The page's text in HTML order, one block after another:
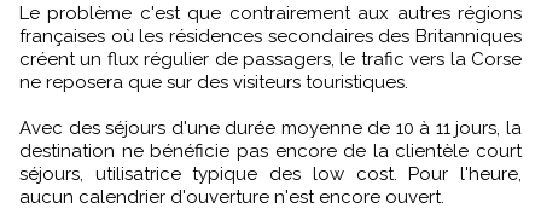
Le problème c'est que contrairement aux autres régions
françaises où les résidences secondaires des Britanniques
créent un flux régulier de passagers, le trafic vers la Corse
ne reposera que sur des visiteurs touristiques.
Avec des séjours d'une durée moyenne de 10 à 11 jours, la
destination ne bénéficie pas encore de la clientèle court
séjours, utilisatrice typique des low cost. Pour l'heure,
aucun calendrier d'ouverture n'est encore ouvert.